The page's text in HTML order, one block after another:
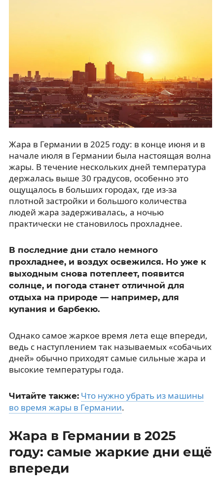
Жара в Германии в 2025 году: в конце июня и в
начале июля в Германии была настоящая волна
жары. В течение нескольких дней температура
держалась выше 30 градусов, особенно это
ощущалось в больших городах, где из-за
плотной застройки и большого количества
людей жара задерживалась, а ночью
практически не становилось прохладнее.
В последние дни стало немного
прохладнее, и воздух освежился. Но уже к
выходным снова потеплеет, появится
солнце, и погода станет отличной для
отдыха на природе — например, для
купания и барбекю.
Однако самое жаркое время лета еще впереди,
ведь с наступлением так называемых «собачьих
дней» обычно приходят самые сильные жара и
высокие температуры года.
Читайте также: Что нужно убрать из машины
во время жары в Германии.
Жара в Германии в 2025
году: самые жаркие дни ещё
впереди